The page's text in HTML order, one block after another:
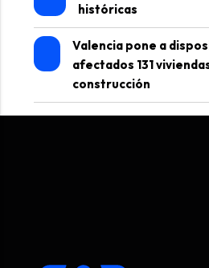
históricas
Valencia pone a
afectados 131
construcción